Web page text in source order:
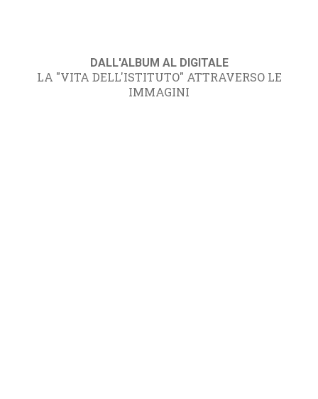
DALL'ALBUM AL DIGITALE
LA "VITA DELL'ISTITUTO" ATTRAVERSO LE
IMMAGINI